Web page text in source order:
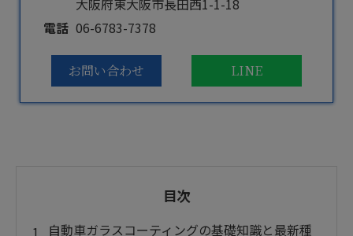
大阪府東大阪市長田西1-1-18
電話 06-6783-7378
お問い合わせ LINE
目次
自動車ガラスコーティングの基礎知識と最新種